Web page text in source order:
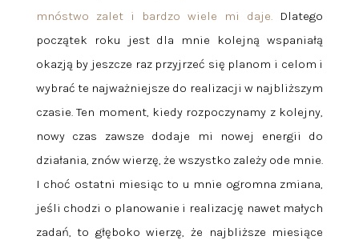
mnóstwo zalet i bardzo wiele mi daje. Dlatego
początek roku jest dla mnie kolejną wspaniałą
okazją by jeszcze raz przyjrzeć się planom i celom i
wybrać te najważniejsze do realizacji w najbliższym
czasie. Ten moment, kiedy rozpoczynamy z kolejny,
nowy czas zawsze dodaje mi nowej energii do
działania, znów wierzę, że wszystko zależy ode mnie.
I choć ostatni miesiąc to u mnie ogromna zmiana,
jeśli chodzi o planowanie i realizację nawet małych
zadań, to głęboko wierzę, że najbliższe miesiące